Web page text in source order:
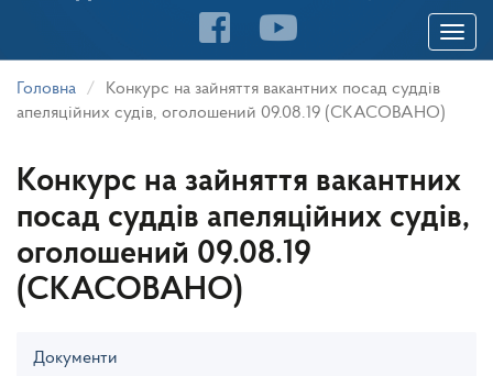
Toggle
Головна
Конкурс на зайняття вакантних посад суддів
апеляційних судів, оголошений 09.08.19 (СКАСОВАНО)
Конкурс на зайняття вакантних
посад суддів апеляційних судів,
оголошений 09.08.19
(СКАСОВАНО)
Документи